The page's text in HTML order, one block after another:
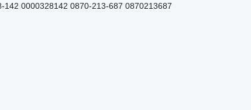
142 0000328142 0870-213-687 0870213687